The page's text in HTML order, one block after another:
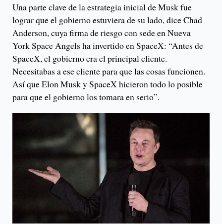
Una parte clave de la estrategia inicial de Musk fue
lograr que el gobierno estuviera de su lado, dice Chad
Anderson, cuya firma de riesgo con sede en Nueva
York Space Angels ha invertido en SpaceX: “Antes de
SpaceX, el gobierno era el principal cliente.
Necesitabas a ese cliente para que las cosas funcionen.
Así que Elon Musk y SpaceX hicieron todo lo posible
para que el gobierno los tomara en serio”.